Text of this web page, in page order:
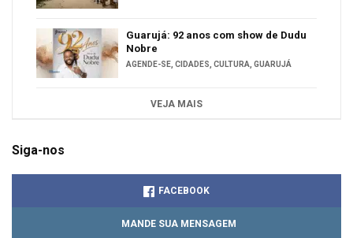
Guarujá: 92 anos com show de Dudu
Nobre
AGENDE-SE CIDADES CULTURA GUARUJÁ
VEJA MAIS
Siga-nos
FACEBOOK
MANDE SUA MENSAGEM